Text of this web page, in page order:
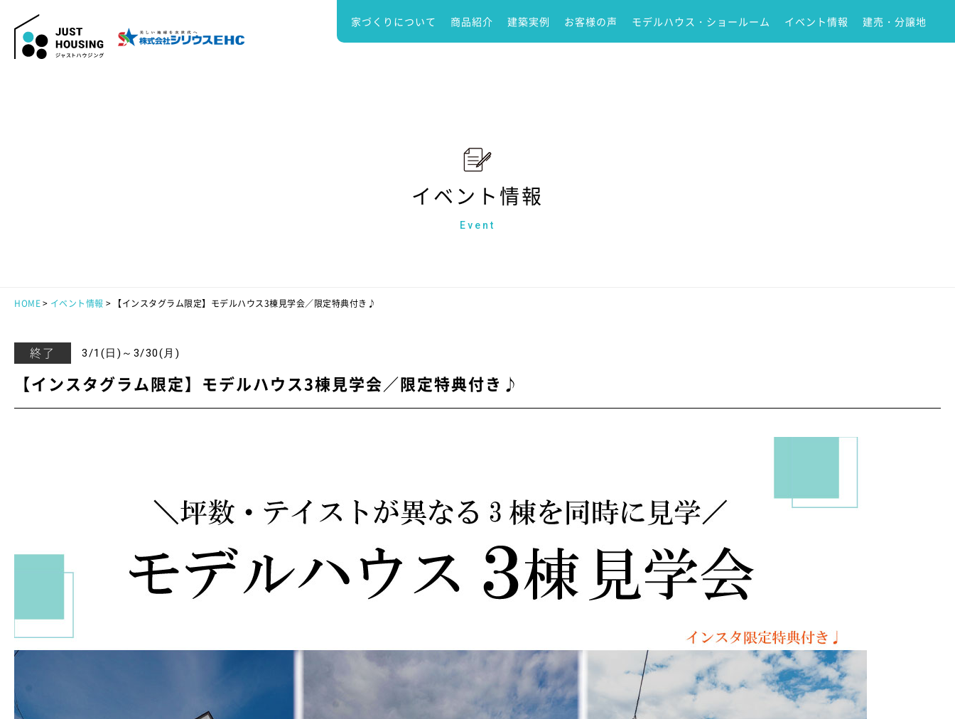
家づくりについて 商品紹介 建築実例 お客様の声 モデルハウス・ショールーム イベント情報 建売・分譲地
イベント情報
Event
HOME イベント情報 【インスタグラム限定】モデルハウス3棟見学会／限定特典付き♪
終了 3/1(日)～3/30(月)
【インスタグラム限定】モデルハウス3棟見学会／限定特典付き♪